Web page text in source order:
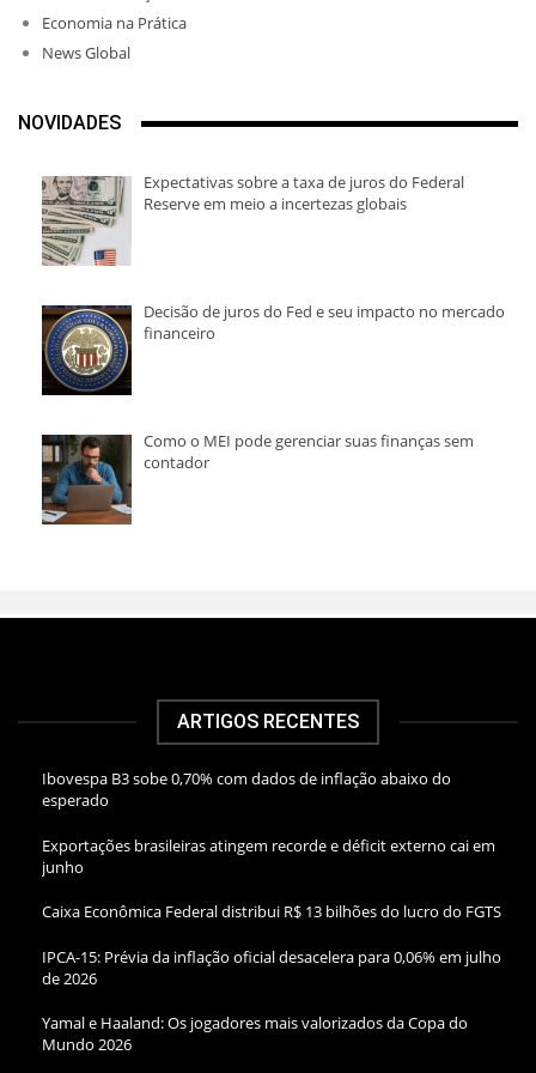
Economia na Prática
News Global
NOVIDADES
Expectativas sobre a taxa de juros do Federal
Reserve em meio a incertezas globais
Decisão de juros do Fed e seu impacto no mercado
financeiro
Como o MEI pode gerenciar suas finanças sem
contador
ARTIGOS RECENTES
Ibovespa B3 sobe 0,70% com dados de inflação abaixo do
esperado
Exportações brasileiras atingem recorde e déficit externo cai em
junho
Caixa Econômica Federal distribui R$ 13 bilhões do lucro do FGTS
IPCA-15: Prévia da inflação oficial desacelera para 0,06% em julho
de 2026
Yamal e Haaland: Os jogadores mais valorizados da Copa do
Mundo 2026